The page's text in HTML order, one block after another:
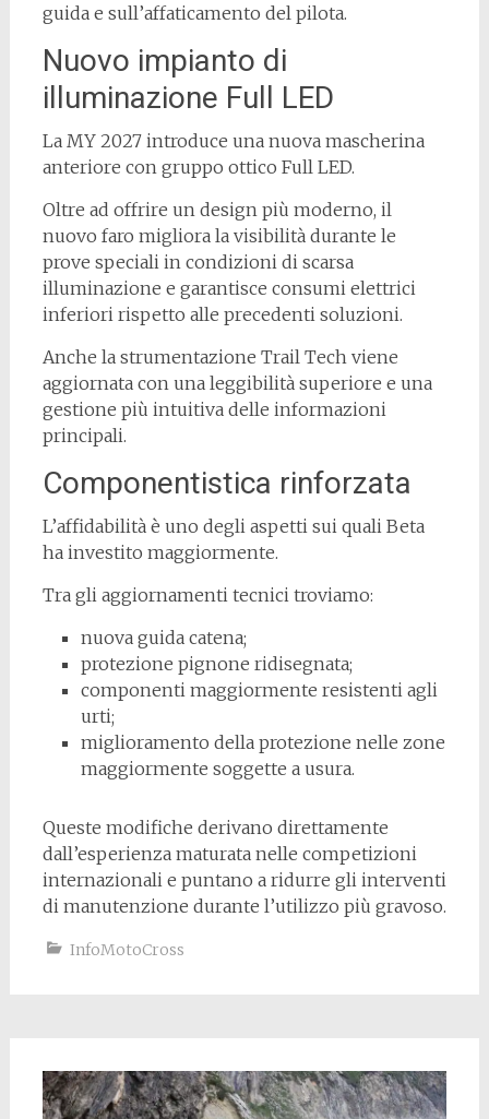
guida e sull’affaticamento del pilota.
Nuovo impianto di
illuminazione Full LED
La MY 2027 introduce una nuova mascherina
anteriore con gruppo ottico Full LED.
Oltre ad offrire un design più moderno, il
nuovo faro migliora la visibilità durante le
prove speciali in condizioni di scarsa
illuminazione e garantisce consumi elettrici
inferiori rispetto alle precedenti soluzioni.
Anche la strumentazione Trail Tech viene
aggiornata con una leggibilità superiore e una
gestione più intuitiva delle informazioni
principali.
Componentistica rinforzata
L’affidabilità è uno degli aspetti sui quali Beta
ha investito maggiormente.
Tra gli aggiornamenti tecnici troviamo:
nuova guida catena;
protezione pignone ridisegnata;
componenti maggiormente resistenti agli
urti;
miglioramento della protezione nelle zone
maggiormente soggette a usura.
Queste modifiche derivano direttamente
dall’esperienza maturata nelle competizioni
internazionali e puntano a ridurre gli interventi
di manutenzione durante l’utilizzo più gravoso.
InfoMotoCross